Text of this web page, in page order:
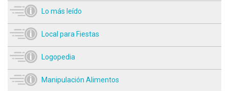
Lo más leído
Local para Fiestas
Logopedia
Manipulación Alimentos